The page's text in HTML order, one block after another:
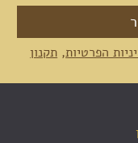
הפרטיות, תקנון